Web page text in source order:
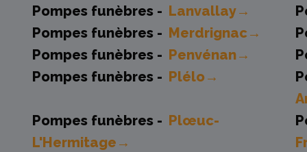
Pompes funèbres - Lanvallay→
Pompes funèbres - Merdrignac→
Pompes funèbres - Penvénan→
Pompes funèbres - Plélo→
Pompes funèbres - Plœuc-
L'Hermitage→